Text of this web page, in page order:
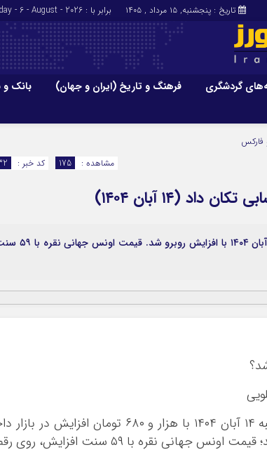
تاریخ : پنجشنبه, ۱۵ مرداد , ۱۴۰۵ برابر با : Thursday - 6 - August - 2026
گردشگری فرهنگ و تاریخ (ایران و جهان) بانک و
جاهای دیدنی و جاذبه‌های
گردشگری
غذا و رستوران
گزارش‌های خبری
کارا دیلی
مسیرهای نجف به کربلا
فارکس
کد خبر : مشاهده : 175
داد (۱۴ آبان ۱۴۰۴)
۵۹ سنت افزایش،‌ روی رقم ۴۷ دلار و ۷۹ سنت قرار گرفت.